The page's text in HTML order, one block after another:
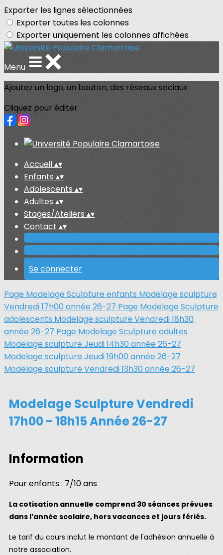
Exporter les lignes sélectionnées
Exporter toutes les colonnes
Exporter uniquement les colonnes affichées
Menu
Ajoutez un logo, un bouton, des réseaux sociaux
Cliquez pour éditer
Accueil▴▾
Enfants▴▾
Adolescents ▴▾
Adultes ▴▾
Stages/Ateliers▴▾
Contact ▴▾
Se connecter
Page Modelage Sculpture enfants Modelage sculpture
Vendredi 17h00 année 26-27 Page Modelage Sculpture
adolescents Modelage sculpture Vendredi 18h30
année 26-27 Page Modelage Sculpture adultes
Modelage sculpture Jeudi 14h30 année 26-27
Modelage sculpture Jeudi 19h00 année 26-27
Modelage sculpture Vendredi 13h30 année 26-27
Modelage Sculpture Vendredi
17h00 - 18h15 Année 26-27
Information
Pour enfants : 7/10 ans
La cotisation annuelle comprend 30 séances prévues
dans l’année scolaire, hors vacances et jours fériés.
Le tarif du cours inclut le montant de l'adhésion annuelle à
notre association.